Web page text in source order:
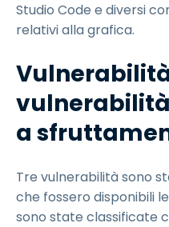
Studio Code e diversi
relativi alla grafica.
a
Tre vulnerabilità sono
che fossero disponibili
sono state classificate